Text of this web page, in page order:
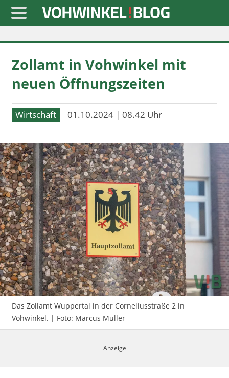
Startseite
» Blaulicht
» Freizeit
» Notizen
» Politik
» Sport
» Wirtschaft
Werbung
Datenschutz
Impressum
Zollamt in Vohwinkel mit
neuen Öffnungszeiten
Wirtschaft 01.10.2024 | 08.42 Uhr
Das Zollamt Wuppertal in der Corneliusstraße 2 in
Vohwinkel. | Foto: Marcus Müller